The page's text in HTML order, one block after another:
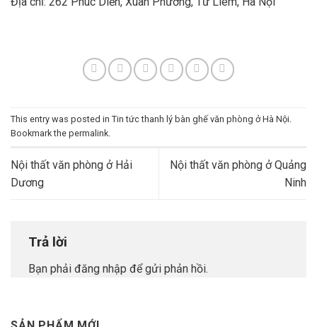
This entry was posted in Tin tức thanh lý bàn ghế văn phòng ở Hà Nội.
Bookmark the permalink.
Nội thất văn phòng ở Hải
Dương
Nội thất văn phòng ở Quảng
Ninh
Trả lời
Bạn phải đăng nhập để gửi phản hồi.